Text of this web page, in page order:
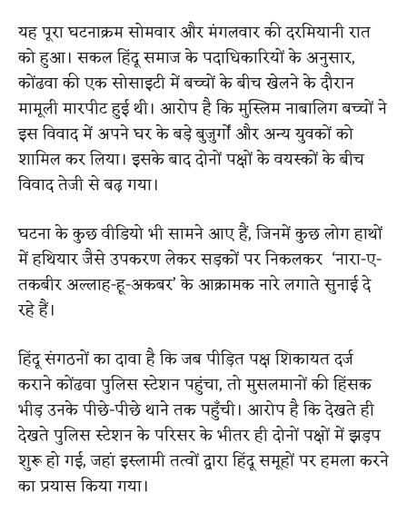
यह पूरा घटनाक्रम सोमवार और मंगलवार की दरमियानी रात
को हुआ।सकल हिंदू समाज के पदाधिकारियों के अनुसार,
कोंढवा की एक सोसाइटी में बच्चों के बीच खेलने के दौरान
मामूली मारपीट हुई थी। आरोप है कि मुस्लिम नाबालिग बच्चों ने
इस विवाद में अपने घर के बड़े बुजुर्गों और अन्य युवकों को
शामिल कर लिया। इसके बाद दोनों पक्षों के वयस्कों के बीच
विवाद तेजी से बढ़ गया।
घटना के कुछ वीडियो भी सामने आए हैं, जिनमें कुछ लोग हाथों
में हथियार जैसे उपकरण लेकर सड़कों पर निकलकर ‘नारा-ए-
तकबीर अल्लाह-हू-अकबर’ के आक्रामक नारे लगाते सुनाई दे
रहे हैं।
हिंदू संगठनों का दावा है कि जब पीड़ित पक्ष शिकायत दर्ज
कराने कोंढवा पुलिस स्टेशन पहुंचा, तो मुसलमानों की हिंसक
भीड़ उनके पीछे-पीछे थाने तक पहुँची। आरोप है कि देखते ही
देखते पुलिस स्टेशन के परिसर के भीतर ही दोनों पक्षों में झड़प
शुरू हो गई, जहां इस्लामी तत्वों द्वारा हिंदू समूहों पर हमला करने
का प्रयास किया गया।